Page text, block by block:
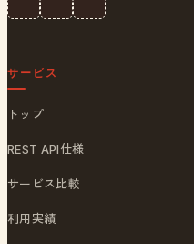
サービス
トップ
REST API仕様
サービス比較
利用実績